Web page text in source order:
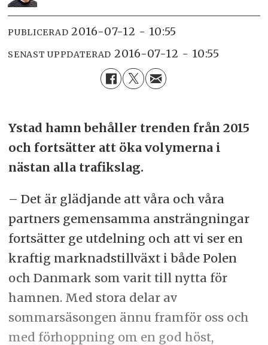
PUBLICERAD 2016-07-12 - 10:55
SENAST UPPDATERAD 2016-07-12 - 10:55
Ystad hamn behåller trenden från 2015
och fortsätter att öka volymerna i
nästan alla trafikslag.
– Det är glädjande att våra och våra
partners gemensamma ansträngningar
fortsätter ge utdelning och att vi ser en
kraftig marknadstillväxt i både Polen
och Danmark som varit till nytta för
hamnen. Med stora delar av
sommarsäsongen ännu framför oss och
med förhoppning om en god höst,